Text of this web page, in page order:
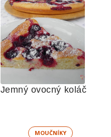
Jemný ovocný koláč
MOUČNÍKY